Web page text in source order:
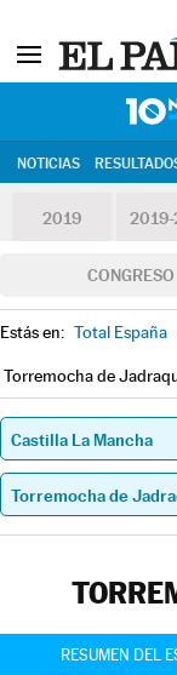
NOTICIAS
2019 2019-
CONGRESO
Estás en: Total España
Torremocha de
RESUMEN DEL